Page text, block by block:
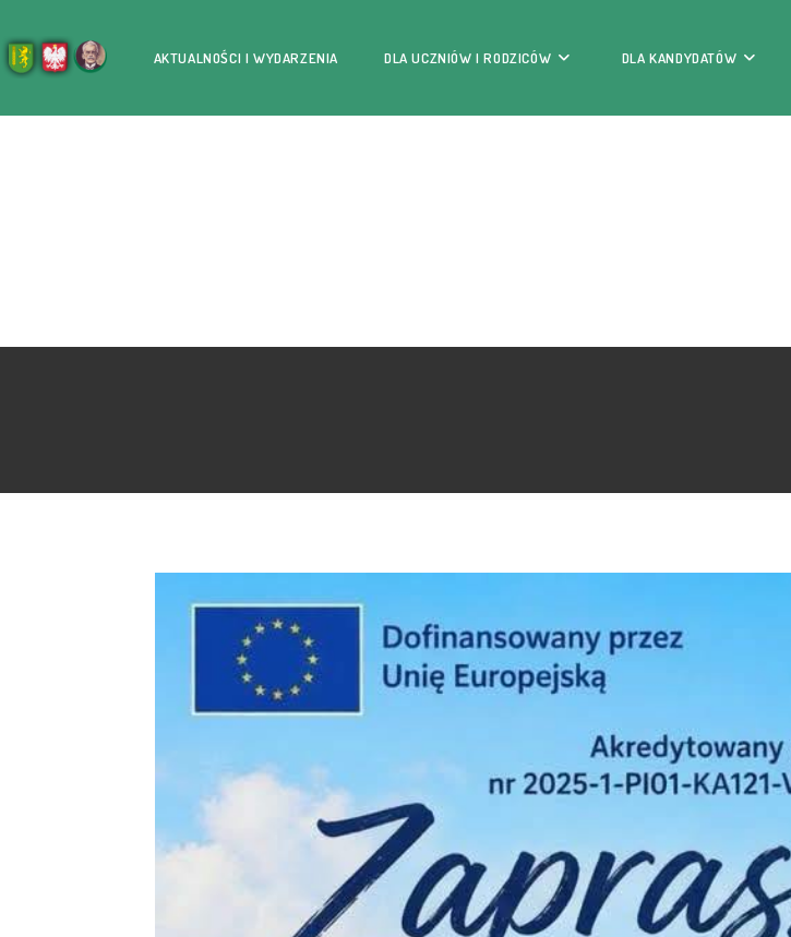
AKTUALNOŚCI I WYDARZENIA DLA UCZNIÓW I RODZICÓW DLA KANDYDATÓW